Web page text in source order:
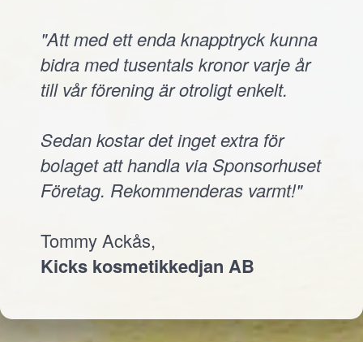
"Att med ett enda knapptryck kunna
bidra med tusentals kronor varje år
till vår förening är otroligt enkelt.
Sedan kostar det inget extra för
bolaget att handla via Sponsorhuset
Företag. Rekommenderas varmt!"
Tommy Ackås,
Kicks kosmetikkedjan AB